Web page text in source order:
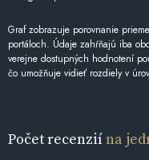
Graf zobrazuje porovnanie
portáloch. Údaje zahŕňajú iba
verejne dostupných hodnotení
čo umožňuje vidieť rozdiely v
Počet recenziína